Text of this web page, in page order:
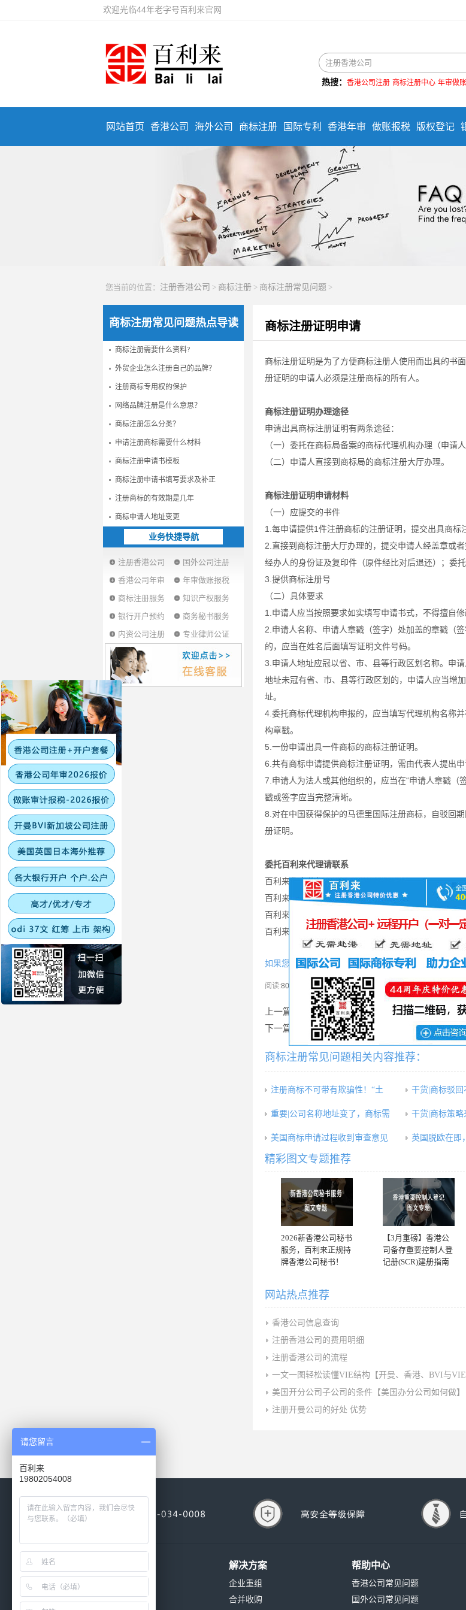
欢迎光临44年老字号百利来官网
热搜： 香港公司注册 商标注册中心 年审做
网站首页 香港公司 海外公司 商标注册 国际专利 香港年审 做账报税 版权登记
您当前的位置： 注册香港公司 > 商标注册 > 商标注册常见问题 >
商标注册常见问题热点导读
商标注册需要什么资料?
外贸企业怎么注册自己的品牌？
注册商标专用权的保护
网络品牌注册是什么意思？
商标注册怎么分类？
申请注册商标需要什么材料
商标注册申请书模板
商标注册申请书填写要求及补正
注册商标的有效期是几年
商标申请人地址变更
业务快捷导航
注册香港公司
国外公司注册
香港公司年审
年审做账报税
商标注册服务
知识产权服务
银行开户预约
商务秘书服务
内资公司注册
专业律师公证
商标注册证明申请
商标注册证明是为了方便商标注册人使用而出具的书
册证明的申请人必须是注册商标的所有人。
商标注册证明办理途径
申请出具商标注册证明有两条途径：
（一）委托在商标局备案的商标代理机构办理（申请
（二）申请人直接到商标局的商标注册大厅办理。
商标注册证明申请材料
（一）应提交的书件
1.每申请提供1件注册商标的注册证明，提交出具商标
2.直接到商标注册大厅办理的，提交申请人经盖章或
经办人的身份证及复印件（原件经比对后退还）；委
3.提供商标注册号
（二）具体要求
1.申请人应当按照要求如实填写申请书式，不得擅自
2.申请人名称、申请人章戳（签字）处加盖的章戳（
的，应当在姓名后面填写证明文件号码。
3.申请人地址应冠以省、市、县等行政区划名称。申
地址未冠有省、市、县等行政区划的，申请人应当增
址。
4.委托商标代理机构申报的，应当填写代理机构名称
构章戳。
5.一份申请出具一件商标的商标注册证明。
6.共有商标申请提供商标注册证明，需由代表人提出申
7.申请人为法人或其他组织的，应当在“申请人章戳（
戳或签字应当完整清晰。
8.对在中国获得保护的马德里国际注册商标，自驳回
册证明。
委托百利来代理请联系
百利来北京分行：010-6561 2111
百利来上海分行：021-6447 2111
百利来深圳分行：0755-8375 2111
百利来广州分行：020-3810 2111
如果您喜欢本文可将网址：http://www.hkgcr.com/
阅读:808次 分享本文
上一篇： 怎么知道商标有没有被注册？
下一篇： 商标注册需要什么资料?
商标注册常见问题相关内容推荐：
注册商标不可带有欺骗性！“土 干货|商标驳回
重要|公司名称地址变了，商标需 干货|商标策
美国商标申请过程收到审查意见 英国脱欧在即
精彩图文专题推荐
2026新香港公司秘书
服务，百利来正规持
牌香港公司秘书！
【3月重磅】香港公
司备存重要控制人登
记册(SCR)建册指南
网站热点推荐
香港公司信息查询
注册香港公司的费用明细
注册香港公司的流程
一文一图轻松读懂VIE结构【开曼、香港、BVI与VIE
美国开分公司子公司的条件【美国办分公司如何做】
注册开曼公司的好处 优势
公司环境
解决方案
企业重组
合并收购
帮助中心
香港公司常见问题
国外公司常见问题
请您留言
百利来
19802054008